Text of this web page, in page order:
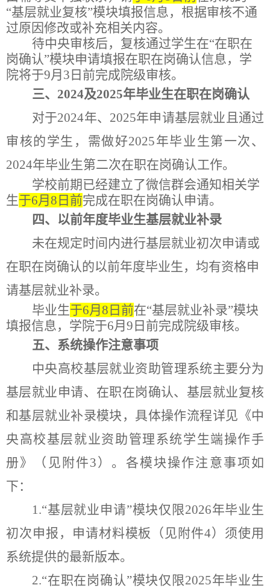
“基层就业复核”模块填报信息， 根据审核不通
过原因修改或补充相关内容。
待中央审核后，复核通过学生在“在职在
岗确认”模块申请填报在职在岗确认信息，学
院将于9月3日前完成院级审核。
三、 2024及2025年毕业生在职在岗确认
对于2024年、2025年申请基层就业且通过
审核的学生，需做好2025年毕业生第一次、
2024年毕业生第二次在职在岗确认工作。
学校前期已经建立了微信群会通知相关学
生于6月8日前完成在职在岗确认申请。
四、以前年度毕业生基层就业补录
未在规定时间内进行基层就业初次申请或
在职在岗确认的以前年度毕业生，均有资格申
请基层就业补录。
毕业生于6月8 日前在“基层就业补录”模块
填报信息， 学院于6月9日前完成院级审核。
五、系统操作注意事项
中央高校基层就业资助管理系统主要分为
基层就业申请、在职在岗确认、基层就业复核
和基层就业补录模块， 具体操作流程详见《中
央高校基层就业资助管理系统学生端操作手
册》（见附件3 ）。 各模块操作注意事项如
下：
1.“基层就业申请”模块仅限2026年毕业生
初次申报，申请材料模板（ 见附件4）须使用
系统提供的最新版本。
2.“在职在岗确认”模块仅限2025年毕业生